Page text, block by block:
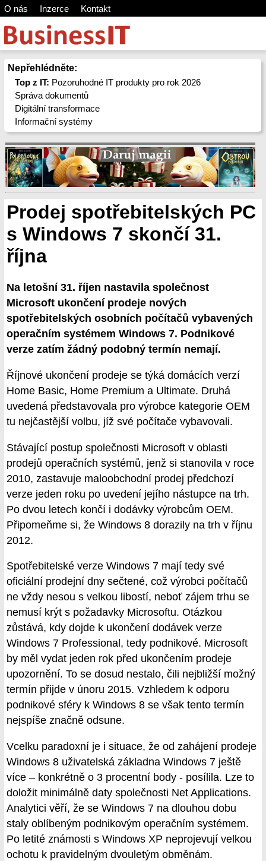
O nás Inzerce Kontakt
Nepřehlédněte:
Top z IT: Pozoruhodné IT produkty pro rok 2026
Správa dokumentů
Digitální transformace
Informační systémy
Prodej spotřebitelských PC
s Windows 7 skončí 31.
října
Na letošní 31. říjen nastavila společnost
Microsoft ukončení prodeje nových
spotřebitelských osobních počítačů vybavených
operačním systémem Windows 7. Podnikové
verze zatím žádný podobný termín nemají.
Říjnové ukončení prodeje se týká domácích verzí
Home Basic, Home Premium a Ultimate. Druhá
uvedená představovala pro výrobce kategorie OEM
tu nejčastější volbu, jíž své počítače vybavovali.
Stávající postup společnosti Microsoft v oblasti
prodejů operačních systémů, jenž si stanovila v roce
2010, zastavuje maloobchodní prodej předchozí
verze jeden roku po uvedení jejího nástupce na trh.
Po dvou letech končí i dodávky výrobcům OEM.
Připomeňme si, že Windows 8 dorazily na trh v říjnu
2012.
Spotřebitelské verze Windows 7 mají tedy své
oficiální prodejní dny sečtené, což výrobci počítačů
ne vždy nesou s velkou libostí, neboť zájem trhu se
nemusí krýt s požadavky Microsoftu. Otázkou
zůstává, kdy dojde k ukončení dodávek verze
Windows 7 Professional, tedy podnikové. Microsoft
by měl vydat jeden rok před ukončením prodeje
upozornění. To se dosud nestalo, čili nejbližší možný
termín přijde v únoru 2015. Vzhledem k odporu
podnikové sféry k Windows 8 se však tento termín
nejspíše značně odsune.
Vcelku paradoxní je i situace, že od zahájení prodeje
Windows 8 uživatelská základna Windows 7 ještě
více – konkrétně o 3 procentní body - posílila. Lze to
doložit minimálně daty společnosti Net Applications.
Analytici věří, že se Windows 7 na dlouhou dobu
staly oblíbeným podnikovým operačním systémem.
Po letité známosti s Windows XP neprojevují velkou
ochotu k pravidelným dvouletým obměnám.